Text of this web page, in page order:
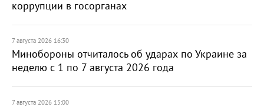
коррупции в госорганах
7 августа 2026 16:30
Минобороны отчиталось об ударах по Украине за
неделю с 1 по 7 августа 2026 года
7 августа 2026 15:00